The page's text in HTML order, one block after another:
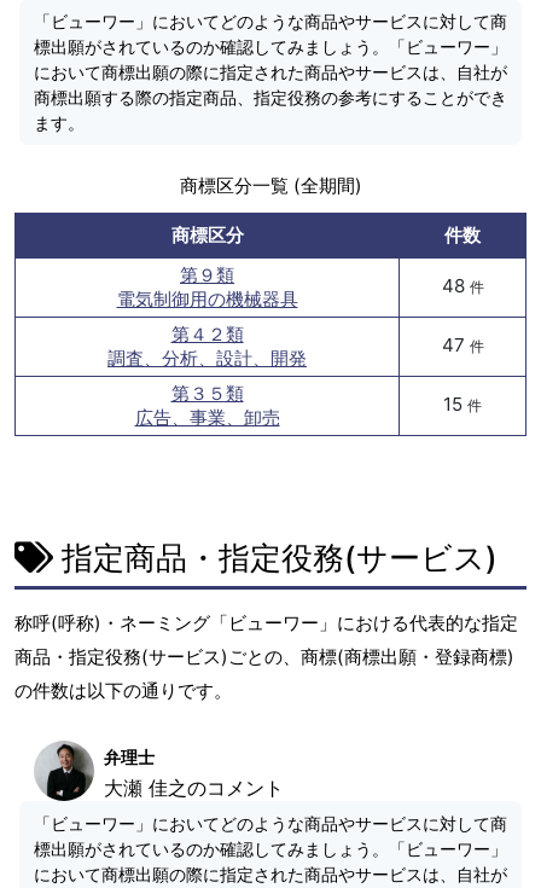
「ビューワー」においてどのような商品やサービスに対して商
標出願がされているのか確認してみましょう。「ビューワー」
において商標出願の際に指定された商品やサービスは、自社が
商標出願する際の指定商品、指定役務の参考にすることができ
ます。
商標区分一覧 (全期間)
商標区分
件数
第９類
電気制御用の機械器具
48 件
第４２類
調査、分析、設計、開発
47 件
第３５類
広告、事業、卸売
15 件
指定商品・指定役務(サービス)
称呼(呼称)・ネーミング「ビューワー」における代表的な指定
商品・指定役務(サービス)ごとの、商標(商標出願・登録商標)
の件数は以下の通りです。
弁理士
大瀬 佳之のコメント
「ビューワー」においてどのような商品やサービスに対して商
標出願がされているのか確認してみましょう。「ビューワー」
において商標出願の際に指定された商品やサービスは、自社が